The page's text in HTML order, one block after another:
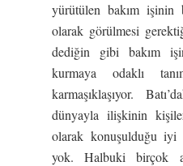
yürütülen bakım işinin
olarak görülmesi
dediğin gibi bakım
kurmaya odaklı
karmaşıklaşıyor.
dünyayla ilişkinin
olarak konuşulduğu iyi
yok. Halbuki birçok